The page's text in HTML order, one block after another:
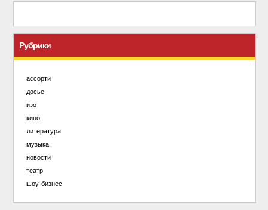
Рубрики
ассорти
досье
изо
кино
литература
музыка
новости
театр
шоу-бизнес